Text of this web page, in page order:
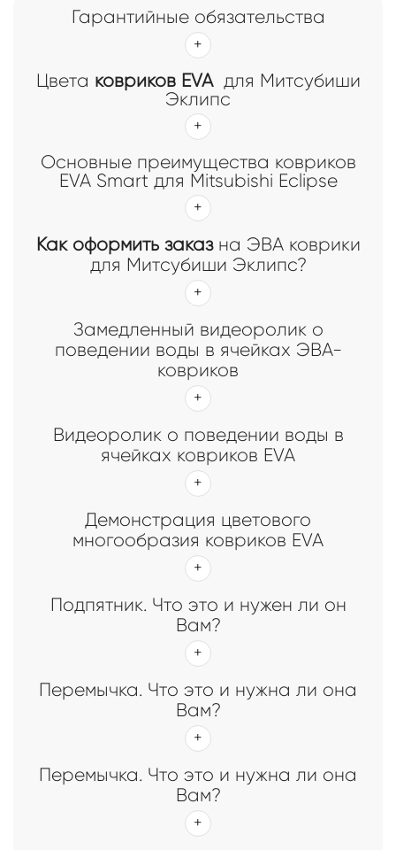
Гарантийные обязательства
Цвета ковриков EVAдля Митсубиши
Эклипс
Основные преимущества ковриков
EVA Smart для Mitsubishi Eclipse
Как оформить заказна ЭВА коврики
для Митсубиши Эклипс?
Замедленный видеоролик о
поведении воды в ячейках ЭВА-
ковриков
Видеоролик о поведении воды в
ячейках ковриков EVA
Демонстрация цветового
многообразия ковриков EVA
Подпятник. Что это и нужен ли он
Вам?
Перемычка. Что это и нужна ли она
Вам?
Перемычка. Что это и нужна ли она
Вам?